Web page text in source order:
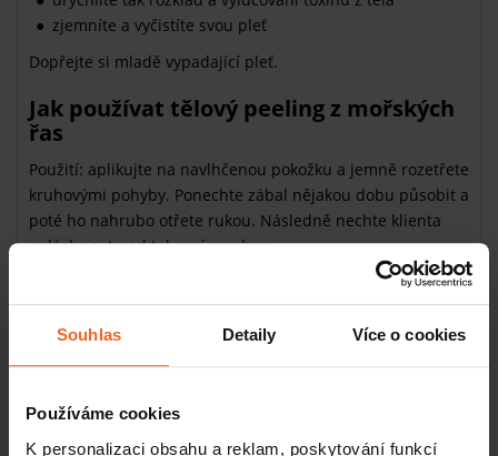
Souhlas Detaily Více o cookies
Používáme cookies
K personalizaci obsahu a reklam, poskytování funkcí
zjemníte a vyčistíte svou pleť
Dopřejte si mladě vypadající pleť.
Jak používat tělový peeling z mořských
řas
Použití: aplikujte na navlhčenou pokožku a jemně rozetřete
kruhovými pohyby. Ponechte zábal nějakou dobu působit a
poté ho nahrubo otřete rukou. Následně nechte klienta
opláchnout pod tekoucí sprchou.
odstraníte přebytečné tekutiny
stimulujete metabolizmus v buňkách